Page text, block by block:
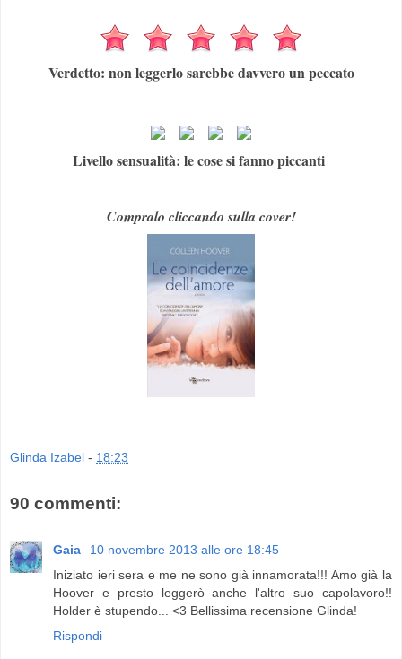
Verdetto: non leggerlo sarebbe davvero un peccato
Livello sensualità: le cose si fanno piccanti
Compralo cliccando sulla cover!
Glinda Izabel - 18:23
90 commenti:
Gaia
10 novembre 2013 alle ore 18:45
Iniziato ieri sera e me ne sono già innamorata!!! Amo già la
Hoover e presto leggerò anche l'altro suo capolavoro!!
Holder è stupendo... <3 Bellissima recensione Glinda!
Rispondi